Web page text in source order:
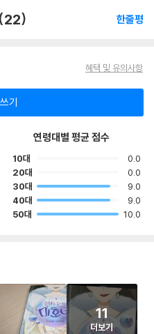
한줄평
혜택 및 유의사항
기
연령대별 평균 점수
10대
0.0
20대
0.0
30대
9.0
40대
9.0
50대
10.0
11
더보기